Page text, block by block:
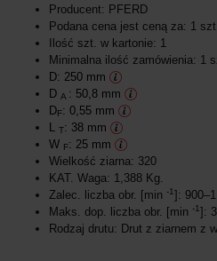
Producent: PFERD
Podana cena jest ceną za: 1 szt.
Ilość szt. w kartonie: 1
Minimalna ilość zamówienia: 1
D: 250 mm
D A : 50,8 mm
DF: 0,55 mm
L
T: 38 mm
W F: 25 mm
Wielkość ziarna: 320
KAT. Waga: 1,388 Kg.
Zalec. liczba obr. [min -1]:
Maks. dop. liczba obr. [min -1]:
Rodzaj drutu: Drut z ziarnem z